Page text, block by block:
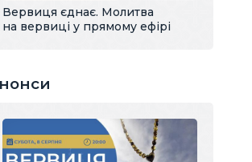
Вервиця єднає. Молитва
на вервиці у прямому ефірі